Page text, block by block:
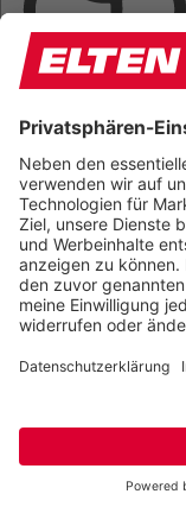
FARBEN
GRAUSTUFEN
Orientierung